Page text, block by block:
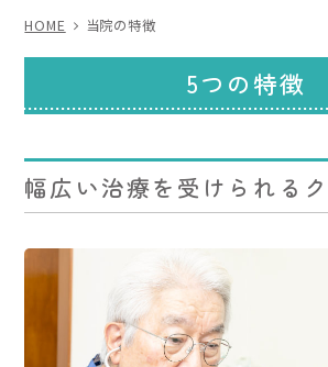
HOME 当院の特徴
5つの特徴
幅広い治療を受けられる